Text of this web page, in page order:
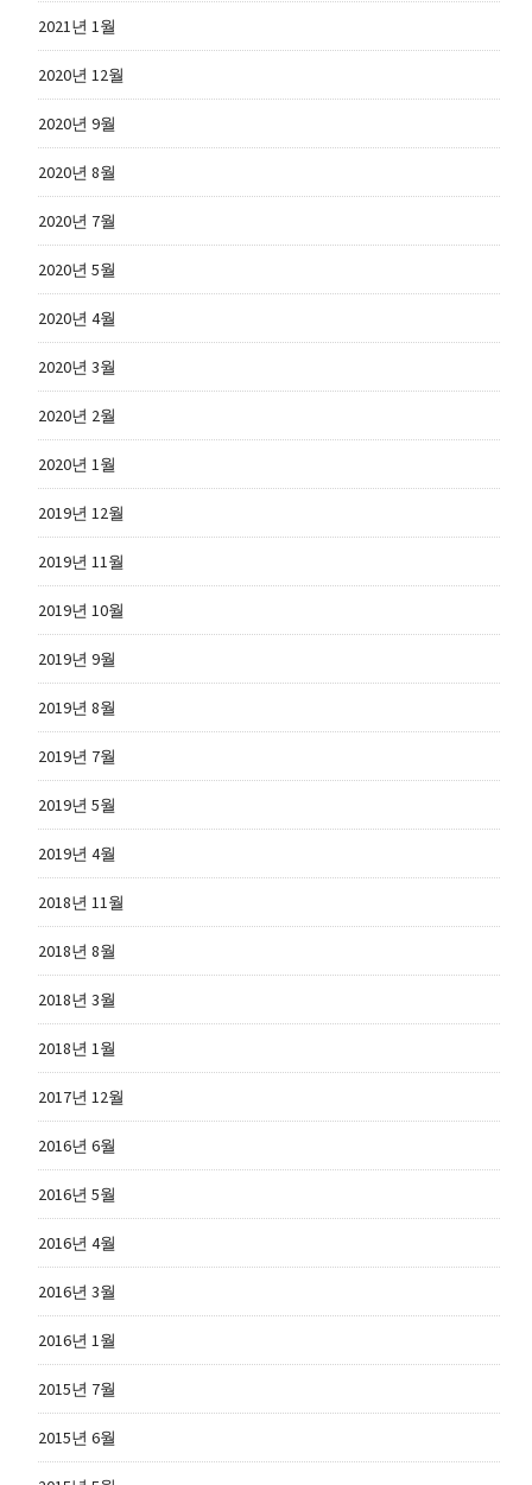
2021년 1월
2020년 12월
2020년 9월
2020년 8월
2020년 7월
2020년 5월
2020년 4월
2020년 3월
2020년 2월
2020년 1월
2019년 12월
2019년 11월
2019년 10월
2019년 9월
2019년 8월
2019년 7월
2019년 5월
2019년 4월
2018년 11월
2018년 8월
2018년 3월
2018년 1월
2017년 12월
2016년 6월
2016년 5월
2016년 4월
2016년 3월
2016년 1월
2015년 7월
2015년 6월